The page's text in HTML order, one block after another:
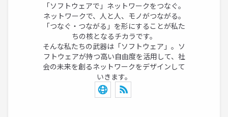
「ソフトウェアで」ネットワークをつなぐ。
ネットワークで、人と人、モノがつながる。
「つなぐ・つながる」を形にすることが私た
ちの核となるチカラです。
そんな私たちの武器は「ソフトウェア」。ソ
フトウェアが持つ高い自由度を活用して、社
会の未来を創るネットワークをデザインして
いきます。